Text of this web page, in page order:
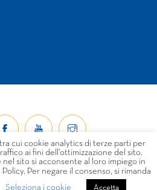
ETS 2026
cui cookie analytics di terze parti per
ai fini dell’ottimizzazione del sito.
sito si acconsente al loro impiego in
Per negare il consenso, si rimanda
Seleziona i cookie Accetta